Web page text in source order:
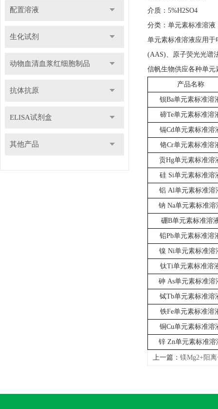
配置溶液
生化试剂
动物血清血浆红细胞制品
抗体抗原
ELISA试剂盒
其他产品
介质：5%H2SO4
分类：单元素标准溶液
单元素标准溶液应用
(AAS)、原子荧光光谱
信帆生物供应各种单
产品名称
钡Ba单元素标准溶
碲Te单元素标准溶
镉Cd单元素标准溶
铬Cr单元素标准溶
贡Hg单元素标准溶
硅Si单元素标准溶
铝 Al单元素标准溶
钠 Na单元素标准溶
硼B单元素标准溶
铅Pb单元素标准溶
镍 Ni单元素标准溶
钛Ti单元素标准溶
砷 As单元素标准溶
铽Tb单元素标准溶
铁Fe单元素标准溶
铜Cu单元素标准溶
锌Zn单元素标准溶
上一篇： 镁Mg2+阳